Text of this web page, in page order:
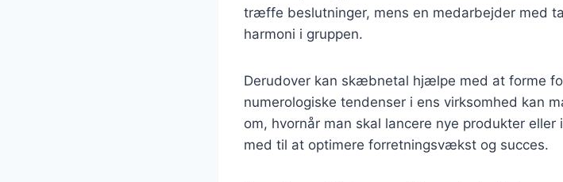
træffe beslutninger, mens en medarbejder med
harmoni i gruppen.
Derudover kan skæbnetal hjælpe med at forme
numerologiske tendenser i ens virksomhed kan
om, hvornår man skal lancere nye produkter
med til at optimere forretningsvækst og succes.